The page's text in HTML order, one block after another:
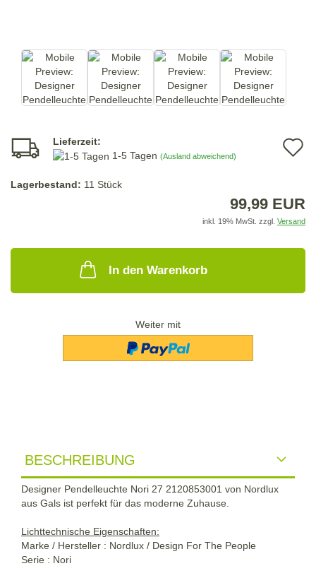
Lieferzeit:
1-5 Tagen (Ausland abweichend)
Lagerbestand: 11 Stück
99,99 EUR
inkl. 19% MwSt. zzgl. Versand
In den Warenkorb
Weiter mit
BESCHREIBUNG
Designer Pendelleuchte Nori 27 2120853001 von Nordlux
aus Gals ist perfekt für das moderne Zuhause.
Lichttechnische Eigenschaften:
Marke / Hersteller : Nordlux / Design For The People
Serie : Nori